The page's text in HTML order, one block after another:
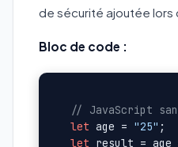
de sécurité ajoutée lors
Bloc de code :
// JavaScript
let age = "25"
let result = age